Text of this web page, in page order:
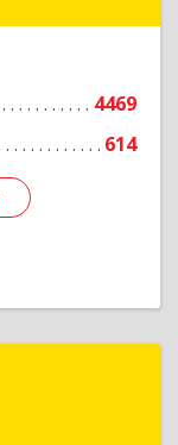
4469
614